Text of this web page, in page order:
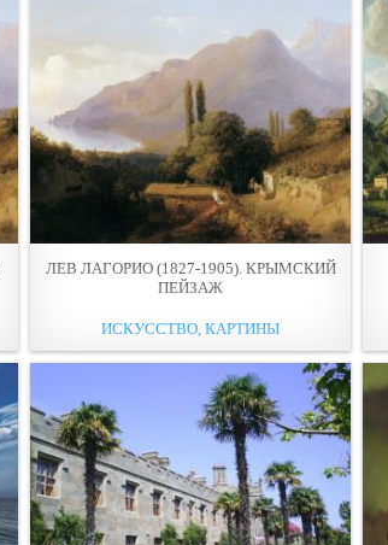
ЛЕВ ЛАГОРИО (1827-1905). КРЫМСКИЙ
ПЕЙЗАЖ
ИСКУССТВО, КАРТИНЫ